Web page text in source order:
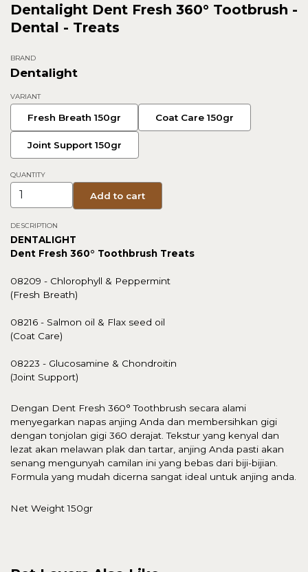
Dentalight Dent Fresh 360° Tootbrush -
Dental - Treats
BRAND
Dentalight
VARIANT
Fresh Breath 150gr Coat Care 150gr
Joint Support 150gr
QUANTITY
Add to cart
DESCRIPTION
DENTALIGHT
Dent Fresh 360° Toothbrush Treats
08209 - Chlorophyll & Peppermint
(Fresh Breath)
08216 - Salmon oil & Flax seed oil
(Coat Care)
08223 - Glucosamine & Chondroitin
(Joint Support)
Dengan Dent Fresh 360° Toothbrush secara alami
menyegarkan napas anjing Anda dan membersihkan gigi
dengan tonjolan gigi 360 derajat. Tekstur yang kenyal dan
lezat akan melawan plak dan tartar, anjing Anda pasti akan
senang mengunyah camilan ini yang bebas dari biji-bijian.
Formula yang mudah dicerna sangat ideal untuk anjing anda.
Net Weight 150gr